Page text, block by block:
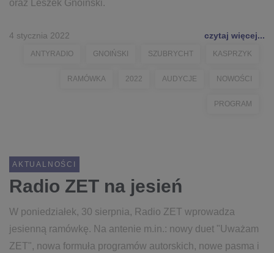
oraz Leszek Gnoiński.
4 stycznia 2022 czytaj więcej...
ANTYRADIO GNOIŃSKI SZUBRYCHT KASPRZYK
RAMÓWKA 2022 AUDYCJE NOWOŚCI
PROGRAM
AKTUALNOŚCI
Radio ZET na jesień
W poniedziałek, 30 sierpnia, Radio ZET wprowadza
jesienną ramówkę. Na antenie m.in.: nowy duet "Uważam
ZET", nowa formuła programów autorskich, nowe pasma i